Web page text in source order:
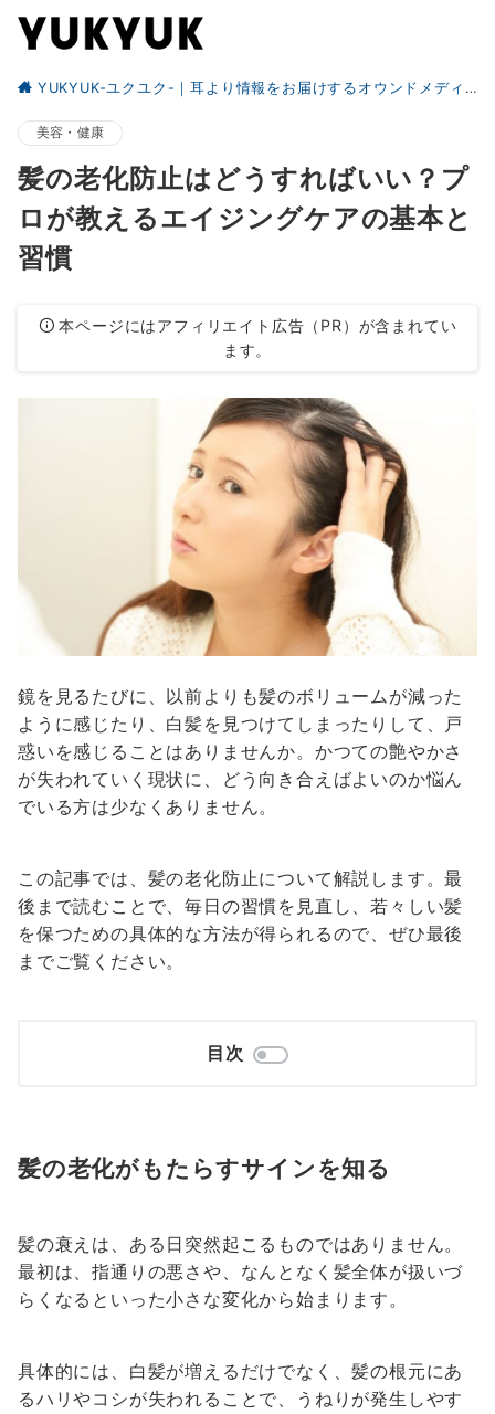
YUKYUK-ユクユク-｜耳より情報をお届けするオウンドメディア
美容・健康
髪の老化防止はどうすればいい？プ
ロが教えるエイジングケアの基本と
習慣
本ページにはアフィリエイト広告（PR）が含まれてい
ます。
鏡を見るたびに、以前よりも髪のボリュームが減った
ように感じたり、白髪を見つけてしまったりして、戸
惑いを感じることはありませんか。かつての艶やかさ
が失われていく現状に、どう向き合えばよいのか悩ん
でいる方は少なくありません。
この記事では、髪の老化防止について解説します。最
後まで読むことで、毎日の習慣を見直し、若々しい髪
を保つための具体的な方法が得られるので、ぜひ最後
までご覧ください。
目次
髪の老化がもたらすサインを知る
髪の衰えは、ある日突然起こるものではありません。
最初は、指通りの悪さや、なんとなく髪全体が扱いづ
らくなるといった小さな変化から始まります。
具体的には、白髪が増えるだけでなく、髪の根元にあ
るハリやコシが失われることで、うねりが発生しやす